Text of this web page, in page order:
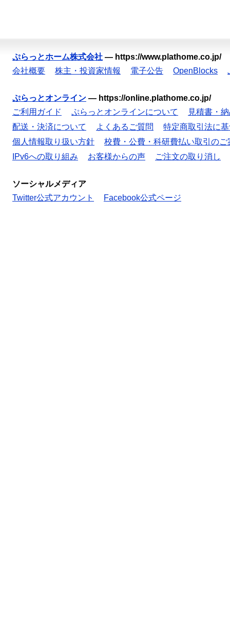
ぷらっとホーム株式会社 — https://www.plathome.co.jp/
会社概要
株主・投資家情報 電子公告 OpenBlocks
ぷらっとオンライン — https://online.plathome.co.jp/
ご利用ガイド
ぷらっとオンラインについて
見積書・
配送・決済について
よくあるご質問
特定商取引法に
個人情報取り扱い方針
校費・公費・科研費払い取引のご
IPv6への取り組み
お客様からの声 ご注文の取り消し
ソーシャルメディア
Twitter公式アカウント
Facebook公式ページ